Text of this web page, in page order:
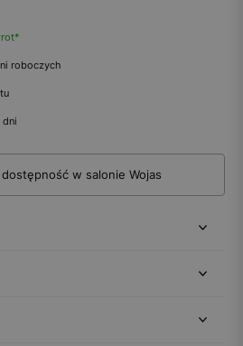
roboczych
dni
w salonie Wojas